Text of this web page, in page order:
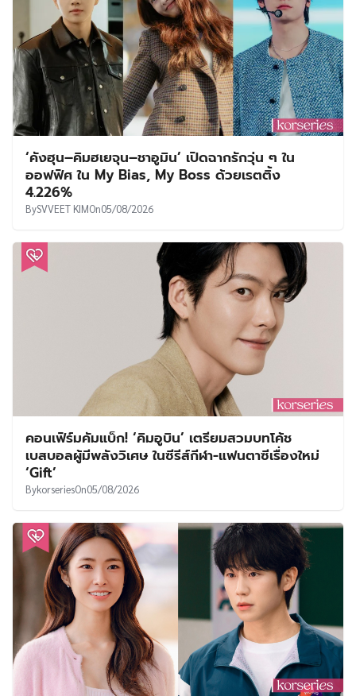
‘คังฮุน–คิมฮเยจุน–ชาอูมิน’ เปิดฉากรักวุ่น ๆ ใน
ออฟฟิศ ใน My Bias, My Boss ด้วยเรตติ้ง
4.226%
BySVVEET KIMOn05/08/2026
คอนเฟิร์มคัมแบ็ก! ‘คิมอูบิน’ เตรียมสวมบทโค้ช
เบสบอลผู้มีพลังวิเศษ ในซีรีส์กีฬา-แฟนตาซีเรื่องใหม่
‘Gift’
BykorseriesOn05/08/2026